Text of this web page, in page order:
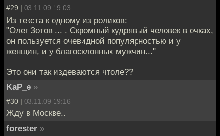
#29 | 03.11.09 19:03
Из текста к одному из роликов:
"Олег Зотов ... . Скромный кудрявый человек в очках,
он пользуется очевидной популярностью и у
женщин, и у благосклонных мужчин..."
Это они так издеваются чтоле??
KaP_e »
#30 | 03.11.09 19:16
Жду в Москве..
forester »